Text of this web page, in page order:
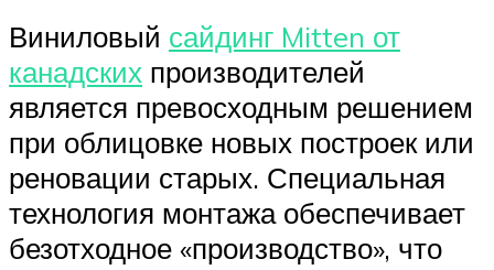
Виниловый сайдинг Mitten от
канадских производителей
является превосходным решением
при облицовке новых построек или
реновации старых. Специальная
технология монтажа обеспечивает
безотходное «производство», что